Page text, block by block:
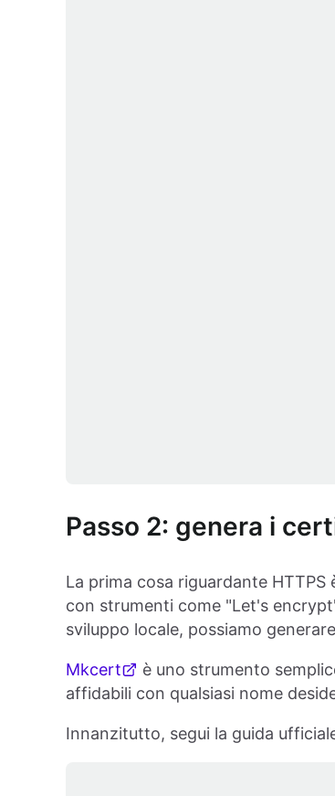
Passo 2: genera i
La prima cosa riguardante
con strumenti come "Let's
sviluppo locale, possiamo
Mkcert
è uno strumento
affidabili con qualsiasi nome
Innanzitutto, segui la guida